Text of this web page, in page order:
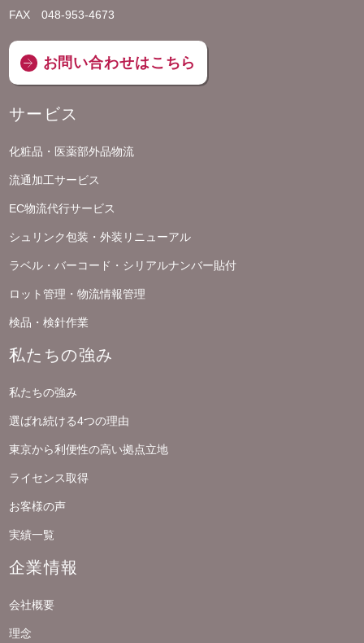
FAX 048-953-4673
お問い合わせはこちら
サービス
化粧品・医薬部外品物流
流通加工サービス
EC物流代行サービス
シュリンク包装・外装リニューアル
ラベル・バーコード・シリアルナンバー貼付
ロット管理・物流情報管理
検品・検針作業
私たちの強み
私たちの強み
選ばれ続ける4つの理由
東京から利便性の高い拠点立地
ライセンス取得
お客様の声
実績一覧
企業情報
会社概要
理念